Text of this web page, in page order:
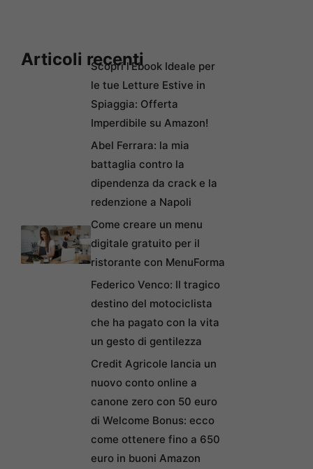
Articoli recentiScopri l’Ebook Ideale per
le tue Letture Estive in
Spiaggia: Offerta
Imperdibile su Amazon!
Abel Ferrara: la mia
battaglia contro la
dipendenza da crack e la
redenzione a Napoli
Come creare un menu
digitale gratuito per il
ristorante con MenuForma
Federico Venco: Il tragico
destino del motociclista
che ha pagato con la vita
un gesto di gentilezza
Credit Agricole lancia un
nuovo conto online a
canone zero con 50 euro
di Welcome Bonus: ecco
come ottenere fino a 650
euro in buoni Amazon